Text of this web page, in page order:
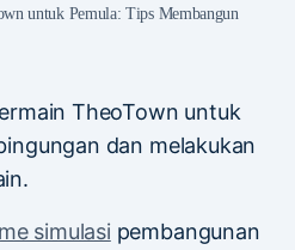
untuk Pemula: Tips Membangun
TheoTown untuk
dan melakukan
simulasi pembangunan